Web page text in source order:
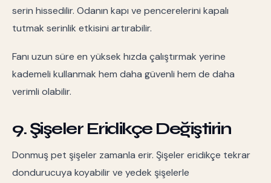
serin hissedilir. Odanın kapı ve pencerelerini kapalı
tutmak serinlik etkisini artırabilir.
Fanı uzun süre en yüksek hızda çalıştırmak yerine
kademeli kullanmak hem daha güvenli hem de daha
verimli olabilir.
9. Şişeler Eridikçe Değiştirin
Donmuş pet şişeler zamanla erir. Şişeler eridikçe tekrar
dondurucuya koyabilir ve yedek şişelerle